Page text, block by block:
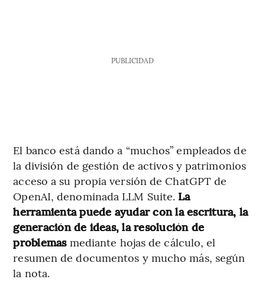
PUBLICIDAD
El banco está dando a “muchos” empleados de
la división de gestión de activos y patrimonios
acceso a su propia versión de ChatGPT de
OpenAI, denominada LLM Suite. La
herramienta puede ayudar con la escritura, la
generación de ideas, la resolución de
problemasmediante hojas de cálculo, el
resumen de documentos y mucho más, según
la nota.